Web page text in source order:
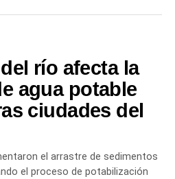
un nuevo revestimiento de
de acero y el sellado de
de la infraestructura.
que esta intervención forma
y renovación de la
con el propósito de
agua, preservar el Canal
del Alto Valle.
río afecta la
agua potable
ciudades del
el arrastre de sedimentos
el proceso de potabilización